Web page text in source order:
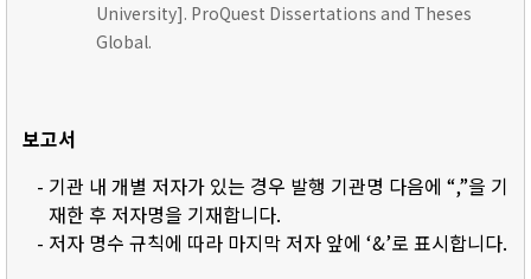
University]. ProQuest Dissertations and Theses
Global.
보고서
- 기관 내 개별 저자가 있는 경우 발행 기관명 다음에 “,”을 기
재한 후 저자명을 기재합니다.
- 저자 명수 규칙에 따라 마지막 저자 앞에 ‘&’로 표시합니다.